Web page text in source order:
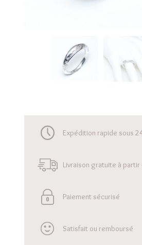
Expédition rapide sous
Livraison gratuite à partir
Paiement sécurisé
Satisfait ou remboursé